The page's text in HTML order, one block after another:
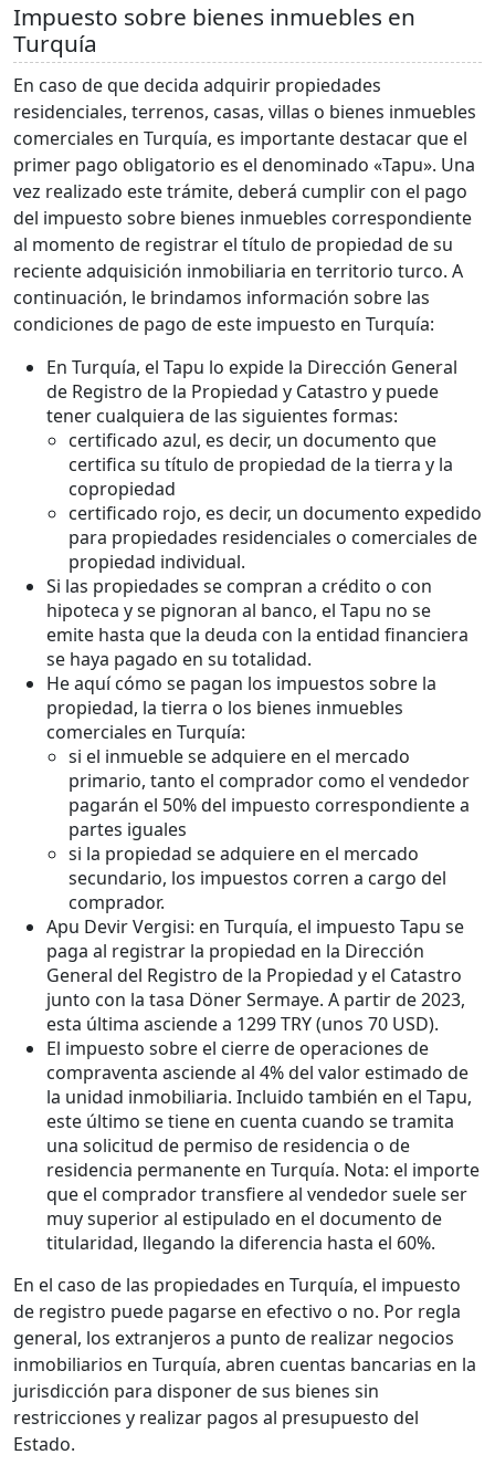
Impuesto sobre bienes inmuebles en
Turquía
En caso de que decida adquirir propiedades
residenciales, terrenos, casas, villas o bienes inmuebles
comerciales en Turquía, es importante destacar que el
primer pago obligatorio es el denominado «Tapu». Una
vez realizado este trámite, deberá cumplir con el pago
del impuesto sobre bienes inmuebles correspondiente
al momento de registrar el título de propiedad de su
reciente adquisición inmobiliaria en territorio turco. A
continuación, le brindamos información sobre las
condiciones de pago de este impuesto en Turquía:
En Turquía, el Tapu lo expide la Dirección General
de Registro de la Propiedad y Catastro y puede
tener cualquiera de las siguientes formas:
certificado azul, es decir, un documento que
certifica su título de propiedad de la tierra y la
copropiedad
certificado rojo, es decir, un documento expedido
para propiedades residenciales o comerciales de
propiedad individual.
Si las propiedades se compran a crédito o con
hipoteca y se pignoran al banco, el Tapu no se
emite hasta que la deuda con la entidad financiera
se haya pagado en su totalidad.
He aquí cómo se pagan los impuestos sobre la
propiedad, la tierra o los bienes inmuebles
comerciales en Turquía:
si el inmueble se adquiere en el mercado
primario, tanto el comprador como el vendedor
pagarán el 50% del impuesto correspondiente a
partes iguales
si la propiedad se adquiere en el mercado
secundario, los impuestos corren a cargo del
comprador.
Apu Devir Vergisi: en Turquía, el impuesto Tapu se
paga al registrar la propiedad en la Dirección
General del Registro de la Propiedad y el Catastro
junto con la tasa Döner Sermaye. A partir de 2023,
esta última asciende a 1299 TRY (unos 70 USD).
El impuesto sobre el cierre de operaciones de
compraventa asciende al 4% del valor estimado de
la unidad inmobiliaria. Incluido también en el Tapu,
este último se tiene en cuenta cuando se tramita
una solicitud de permiso de residencia o de
residencia permanente en Turquía. Nota: el importe
que el comprador transfiere al vendedor suele ser
muy superior al estipulado en el documento de
titularidad, llegando la diferencia hasta el 60%.
En el caso de las propiedades en Turquía, el impuesto
de registro puede pagarse en efectivo o no. Por regla
general, los extranjeros a punto de realizar negocios
inmobiliarios en Turquía, abren cuentas bancarias en la
jurisdicción para disponer de sus bienes sin
restricciones y realizar pagos al presupuesto del
Estado.